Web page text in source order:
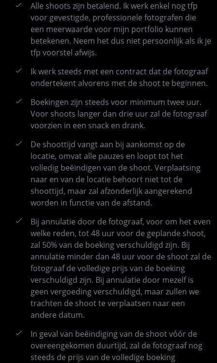
Alle shoots zijn betalend. Ik werk enkel nog tfp
voor gevestigde, professionele fotografen die
een meerwaarde voor mijn portfolio kunnen
betekenen. Neem het dus niet persoonlijk als ik je
tfp voorstel afwijs.
Ik werk steeds met een contract dat de fotograaf
ondertekent alvorens met de shoot te beginnen.
Boekingen zijn steeds voor minimum twee uur.
Voor shoots langer dan drie uur zal de fotograaf
voorzien in een snack en drank.
De shoottijd vangt aan bij aankomst op de
locatie, omvat alle pauzes en loopt tot het
volledig beëindigen van de shoot. Verplaatsing
naar en van de locatie behoort niet tot de
shoottijd, maar zal afzonderlijk aangerekend
worden in functie van de afstand.
Bij annulatie door de fotograaf, voor om het even
welke reden, tot 48 uur voor de geplande shoot,
zal 50% van de boeking verschuldigd zijn. Bij
annulatie minder dan 48 uur voor de shoot zal de
fotograaf de volledige prijs van de boeking
verschuldigd zijn. Bij annulatie door mezelf is
geen vergoeding verschuldigd, maar zullen we
trachten de shoot te verplaatsen naar een
andere datum.
In geval van beëindiging van de shoot vóór de
overeengekomen duurtijd, zal de fotograaf nog
steeds de prijs van de volledige boeking